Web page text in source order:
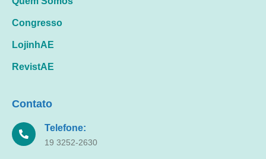
Congresso
LojinhAE
RevistAE
Contato
Telefone:
19 3252-2630